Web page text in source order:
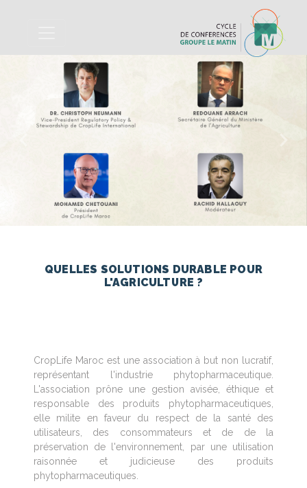
QUELLES SOLUTIONS DURABLE POUR
L'AGRICULTURE ?
CropLife Maroc est une association à but non lucratif,
représentant l'industrie phytopharmaceutique.
L'association prône une gestion avisée, éthique et
responsable des produits phytopharmaceutiques,
elle milite en faveur du respect de la santé des
utilisateurs, des consommateurs et de de la
préservation de l'environnement, par une utilisation
raisonnée et judicieuse des produits
phytopharmaceutiques.